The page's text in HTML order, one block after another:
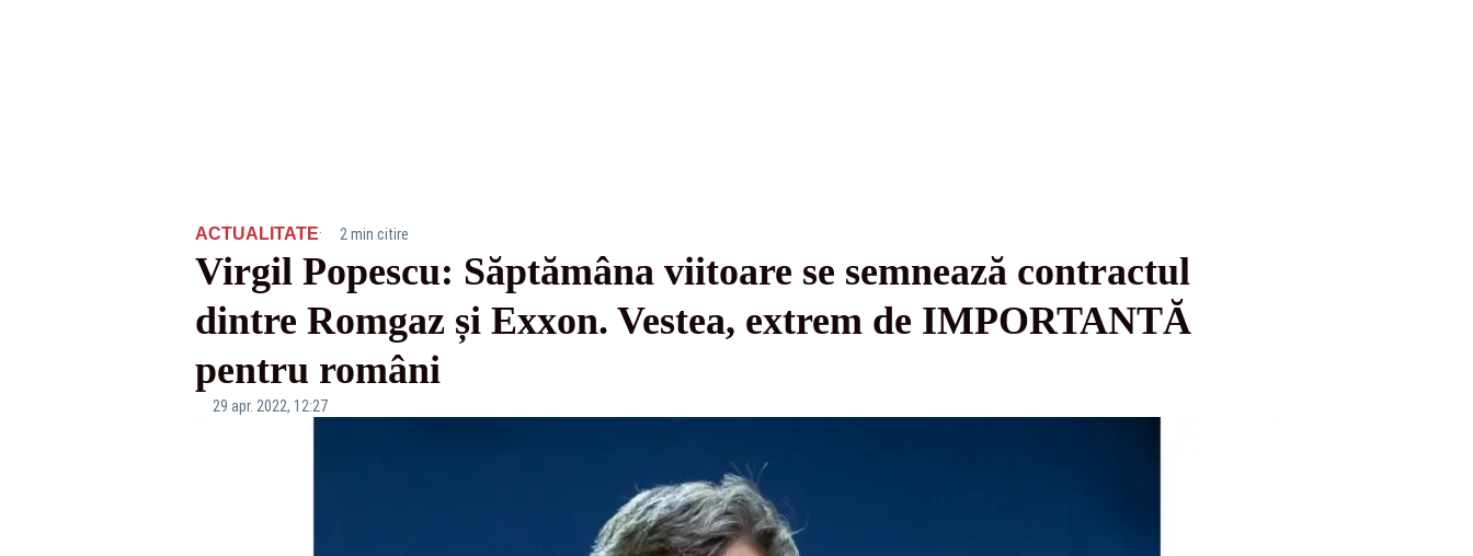
ACTUALITATE· 2 min citire
Virgil Popescu: Săptămâna viitoare se semnează contractul
dintre Romgaz și Exxon. Vestea, extrem de IMPORTANTĂ
pentru români
29 apr. 2022, 12:27